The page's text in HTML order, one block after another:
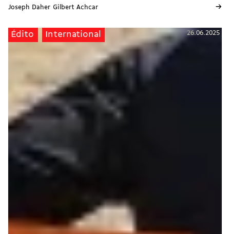
Joseph Daher Gilbert Achcar →
Édito International 26.06.2025